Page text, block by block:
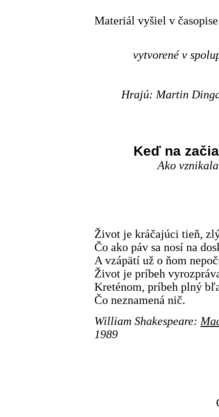
Materiál vyšiel v
vytvorené v
Hrajú: Martin
Keď na
Ako
Život je kráčajúci tieň,
Čo ako páv sa nosí na
A vzápätí už o ňom
Život je príbeh
Kreténom, príbeh plný
Čo neznamená nič.
William Shakespeare:
1989